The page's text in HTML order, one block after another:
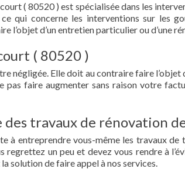
( 80520 ) est spécialisée dans les
qui concerne les interventions sur les
l’objet d’un entretien particulier ou d’une
( 80520 )
négligée. Elle doit au contraire faire
pas faire augmenter sans raison votre
travaux de rénovation
à entreprendre vous-même les travaux
regrettez un peu et devez vous rendre à
solution de faire appel à nos services.